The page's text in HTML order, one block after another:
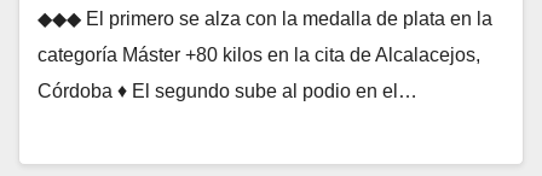
◆◆◆ El primero se alza con la medalla de plata en la
categoría Máster +80 kilos en la cita de Alcalacejos,
Córdoba ♦ El segundo sube al podio en el…